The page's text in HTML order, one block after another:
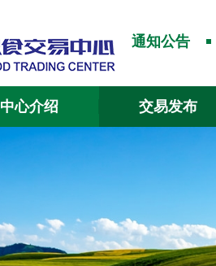
通知公告
中心介绍 交易发布